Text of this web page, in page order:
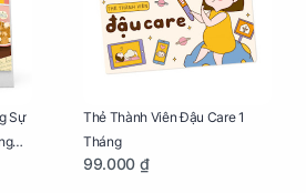
Sự
Thẻ Thành Viên Đậu Care 1
Tháng
99.000 ₫